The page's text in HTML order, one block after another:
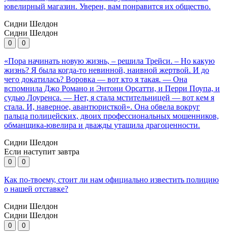
ювелирный магазин. Уверен, вам понравится их общество.
Сидни Шелдон
Сидни Шелдон
0 0
«Пора начинать новую жизнь, – решила Трейси. – Но какую
жизнь? Я была когда-то невинной, наивной жертвой. И до
чего докатилась? Воровка — вот кто я такая. — Она
вспомнила Джо Романо и Энтони Орсатти, и Перри Поупа, и
судью Лоуренса. — Нет, я стала мстительницей — вот кем я
стала. И, наверное, авантюристкой». Она обвела вокруг
пальца полицейских, двоих профессиональных мошенников,
обманщика-ювелира и дважды утащила драгоценности.
Сидни Шелдон
Если наступит завтра
0 0
Как по-твоему, стоит ли нам официально известить полицию
о нашей отставке?
Сидни Шелдон
Сидни Шелдон
0 0